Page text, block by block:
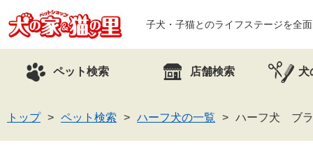
子犬・子猫とのライフステージを全
ペット検索 店舗検索 犬
トップ ペット検索 ハーフ犬の一覧 ハーフ犬 ブ